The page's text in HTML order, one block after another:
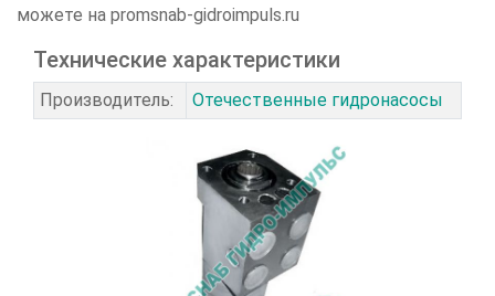
можете на promsnab-gidroimpuls.ru
Технические характеристики
Производитель: Отечественные гидронасосы